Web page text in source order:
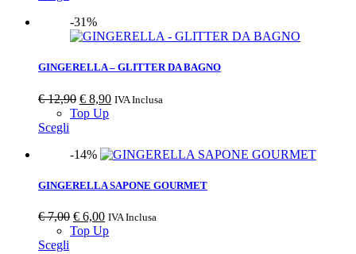
-31%
GINGERELLA – GLITTER DA BAGNO
€12,90 € 8,90 IVA Inclusa
Top Up
Scegli
-14%
GINGERELLA SAPONE GOURMET
€7,00 € 6,00 IVA Inclusa
Top Up
Scegli